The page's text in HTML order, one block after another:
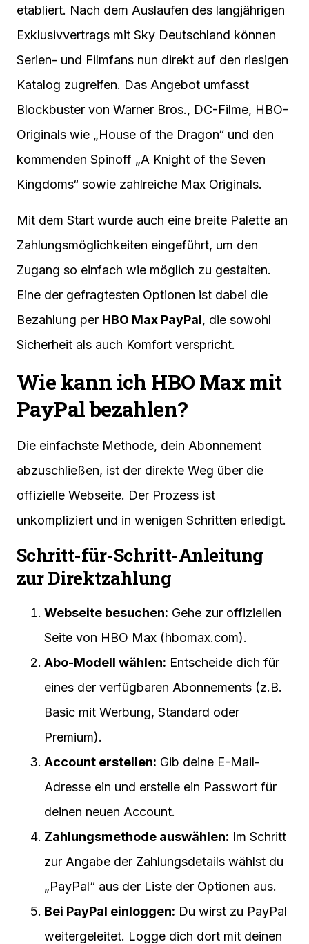
etabliert. Nach dem Auslaufen des langjährigen
Exklusivvertrags mit Sky Deutschland können
Serien- und Filmfans nun direkt auf den riesigen
Katalog zugreifen. Das Angebot umfasst
Blockbuster von Warner Bros., DC-Filme, HBO-
Originals wie „House of the Dragon“ und den
kommenden Spinoff „A Knight of the Seven
Kingdoms“ sowie zahlreiche Max Originals.
Mit dem Start wurde auch eine breite Palette an
Zahlungsmöglichkeiten eingeführt, um den
Zugang so einfach wie möglich zu gestalten.
Eine der gefragtesten Optionen ist dabei die
Bezahlung per HBO Max PayPal, die sowohl
Sicherheit als auch Komfort verspricht.
Wie kann ich HBO Max mit
PayPal bezahlen?
Die einfachste Methode, dein Abonnement
abzuschließen, ist der direkte Weg über die
offizielle Webseite. Der Prozess ist
unkompliziert und in wenigen Schritten erledigt.
Schritt-für-Schritt-Anleitung
zur Direktzahlung
Webseite besuchen: Gehe zur offiziellen
Seite von HBO Max (hbomax.com).
Abo-Modell wählen: Entscheide dich für
eines der verfügbaren Abonnements (z.B.
Basic mit Werbung, Standard oder
Premium).
Account erstellen: Gib deine E-Mail-
Adresse ein und erstelle ein Passwort für
deinen neuen Account.
Zahlungsmethode auswählen: Im Schritt
zur Angabe der Zahlungsdetails wählst du
„PayPal“ aus der Liste der Optionen aus.
Bei PayPal einloggen: Du wirst zu PayPal
weitergeleitet. Logge dich dort mit deinen